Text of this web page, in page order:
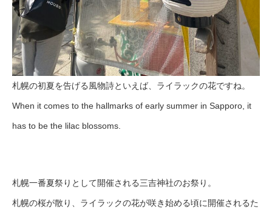
札幌の初夏を告げる風物詩といえば、ライラックの花ですね。
When it comes to the hallmarks of early summer in Sapporo, it
has to be the lilac blossoms.
札幌一番夏祭りとして開催される三吉神社のお祭り。
札幌の桜が散り、ライラックの花が咲き始める頃に開催されるた